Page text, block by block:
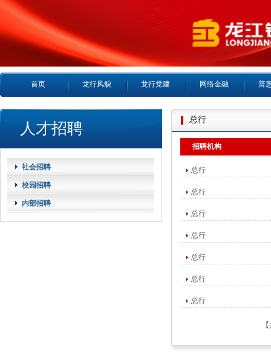
首页 龙行风貌 龙行党建 网络金融 普
人才招聘
社会招聘
校园招聘
内部招聘
总行
招聘机构
总行
总行
总行
总行
总行
总行
总行
【